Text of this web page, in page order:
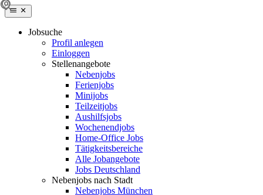
Jobsuche
Profil anlegen
Einloggen
Stellenangebote
Nebenjobs
Ferienjobs
Minijobs
Teilzeitjobs
Aushilfsjobs
Wochenendjobs
Home-Office Jobs
Tätigkeitsbereiche
Alle Jobangebote
Jobs Deutschland
Nebenjobs nach Stadt
Nebenjobs München